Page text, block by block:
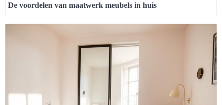
De voordelen van maatwerk meubels in huis